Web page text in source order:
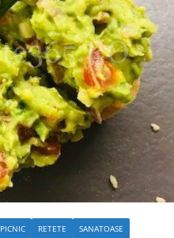
PICNIC RETETE SANATOASE